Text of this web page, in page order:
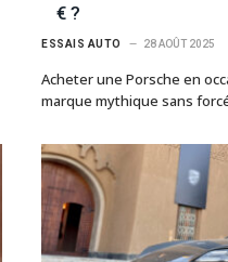
€ ?
ESSAIS AUTO 28 AOÛT 2025
Acheter une Porsche en
marque mythique sans